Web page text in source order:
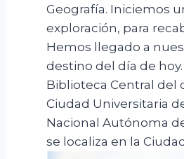
Geografía. Iniciemos
exploración, para
Hemos llegado a
destino del día de hoy.
Biblioteca Central del
Ciudad Universitaria
Nacional Autónoma
se localiza en la